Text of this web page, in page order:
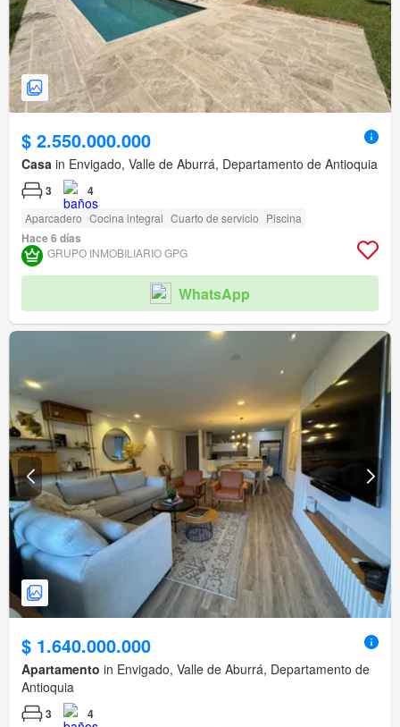
$ 2.550.000.000
Casa in Envigado, Valle de Aburrá, Departamento de Antioquia
3 4
Aparcadero Cocina integral Cuarto de servicio Piscina
Hace 6 días
GRUPO INMOBILIARIO GPG
WhatsApp
$ 1.640.000.000
Apartamento in Envigado, Valle de Aburrá, Departamento de
Antioquia
3 4